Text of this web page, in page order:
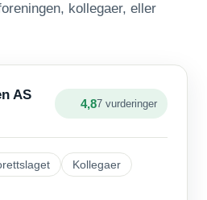
kollegaer, eller
AS
4,87 vurderinger
Kollegaer